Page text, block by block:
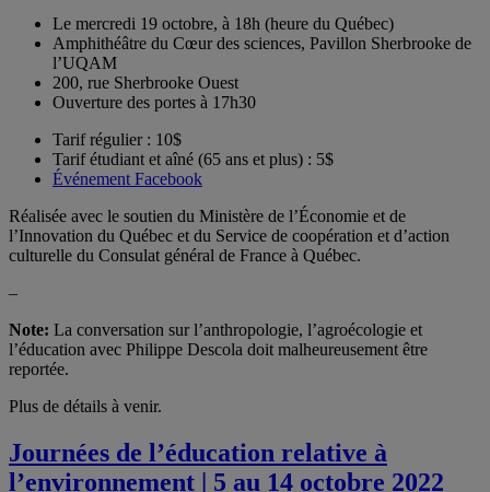
Le mercredi 19 octobre, à 18h (heure du Québec)
Amphithéâtre du Cœur des sciences, Pavillon Sherbrooke de
l’UQAM
200, rue Sherbrooke Ouest
Ouverture des portes à 17h30
Tarif régulier : 10$
Tarif étudiant et aîné (65 ans et plus) : 5$
Événement Facebook
Réalisée avec le soutien du Ministère de l’Économie et de
l’Innovation du Québec et du Service de coopération et d’action
culturelle du Consulat général de France à Québec.
–
Note: La conversation sur l’anthropologie, l’agroécologie et
l’éducation avec Philippe Descola doit malheureusement être
reportée.
Plus de détails à venir.
Journées de l’éducation relative à
l’environnement | 5 au 14 octobre 2022